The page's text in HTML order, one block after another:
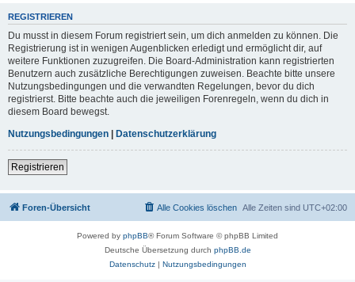
REGISTRIEREN
Du musst in diesem Forum registriert sein, um dich anmelden zu können. Die
Registrierung ist in wenigen Augenblicken erledigt und ermöglicht dir, auf
weitere Funktionen zuzugreifen. Die Board-Administration kann registrierten
Benutzern auch zusätzliche Berechtigungen zuweisen. Beachte bitte unsere
Nutzungsbedingungen und die verwandten Regelungen, bevor du dich
registrierst. Bitte beachte auch die jeweiligen Forenregeln, wenn du dich in
diesem Board bewegst.
Nutzungsbedingungen | Datenschutzerklärung
Registrieren
Foren-Übersicht Alle Zeiten sind UTC+02:00
Alle Cookies löschen
Powered by phpBB® Forum Software © phpBB Limited
Deutsche Übersetzung durch phpBB.de
Datenschutz| Nutzungsbedingungen